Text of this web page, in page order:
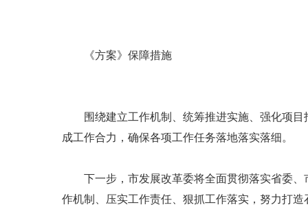
《方案》保障措施
围绕建立工作机制、统筹推进实施、强化项目
成工作合力，确保各项工作任务落地落实落细。
下一步，市发展改革委将全面贯彻落实省委、
作机制、压实工作责任、狠抓工作落实，努力打